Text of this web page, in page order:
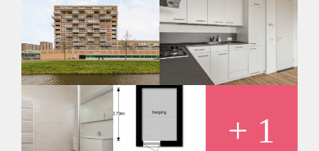
Huurtoeslag grens: Nee
Geschikt voor studenten: Afhankelijk van de Eigenaar
+ 1